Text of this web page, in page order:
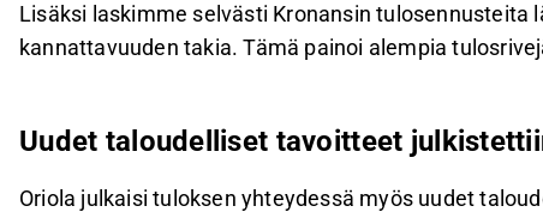
Lisäksi laskimme selvästi Kronansin tulosennusteita
kannattavuuden takia. Tämä painoi alempia
Uudet taloudelliset tavoitteet
Oriola julkaisi tuloksen yhteydessä myös uudet